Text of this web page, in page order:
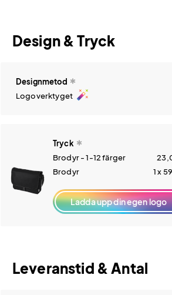
Design & Tryck
Designmetod
Logoverktyget auto_fix_high
Tryck
Brodyr - 1-12 färger
Brodyr
1 x
Ladda upp din egen logo
Leveranstid & Antal